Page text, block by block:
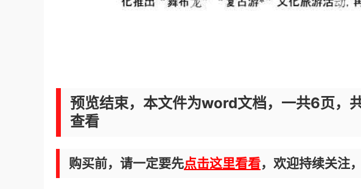
预览结束，本文件为word文档，一共6页，
查看
购买前，请一定要先点击这里看看，欢迎持续关注